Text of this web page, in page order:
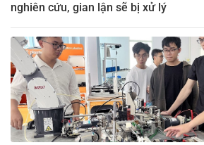
nghiên cứu, gian lận sẽ bị xử lý